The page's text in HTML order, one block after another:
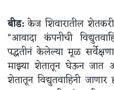
बीड:केज शिवारातील
“आवादा कंपनीची
पद्धतीनं केलेल्या मूळ
माझ्या शेतातून घेऊन जात
शेतातून विद्युतवाहिनी